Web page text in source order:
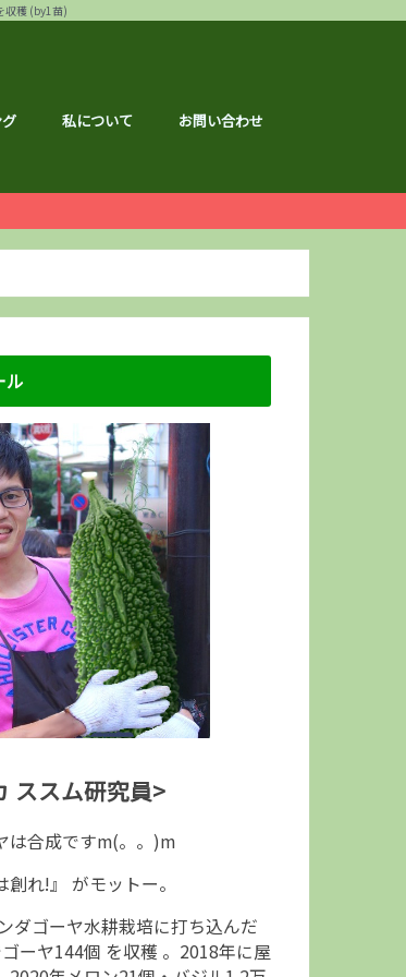
収穫 (by1苗)
私について お問い合わせ
ン
ソン
ル
ススム研究員>
は合成ですm(。。)m
創れ!』 がモットー。
ダゴーヤ水耕栽培に打ち込んだ
ーヤ144個 を収穫 。2018年に屋